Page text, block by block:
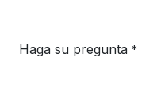
Haga su pregunta *